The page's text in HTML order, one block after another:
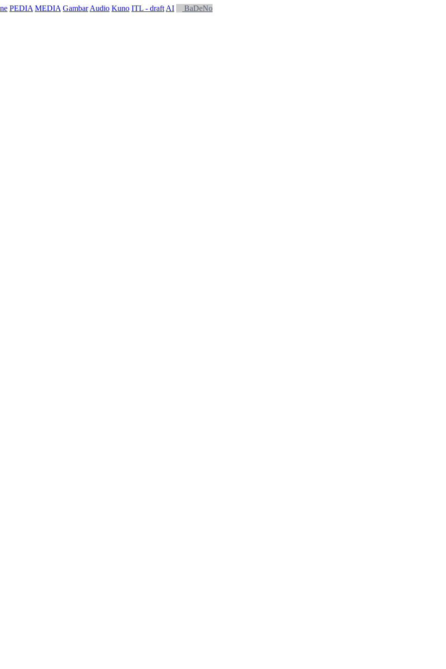
PEDIA MEDIA Gambar Audio Kuno ITL - draft AI BaDeNo